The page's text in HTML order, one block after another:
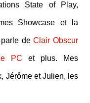
State of Play,
Showcase et la
deClair Obscur
PC et plus. Mes
Jérôme et Julien, les